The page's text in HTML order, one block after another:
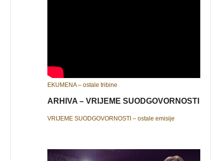
EKUMENA – ostale tribine
ARHIVA – VRIJEME SUODGOVORNOSTI
VRIJEME SUODGOVORNOSTI – ostale emisije